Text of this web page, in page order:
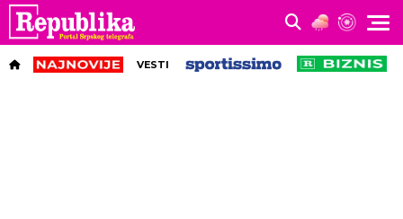
VESTI